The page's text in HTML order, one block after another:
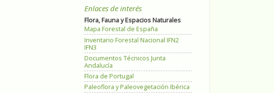
Enlaces de interés
Flora, Fauna y Espacios Naturales
Mapa Forestal de España
Inventario Forestal Nacional IFN2
IFN3
Documentos Técnicos Junta
Andalucía
Flora de Portugal
Paleoflora y Paleovegetación Ibérica